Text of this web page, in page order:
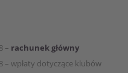
– rachunek główny
– wpłaty dotyczące klubów